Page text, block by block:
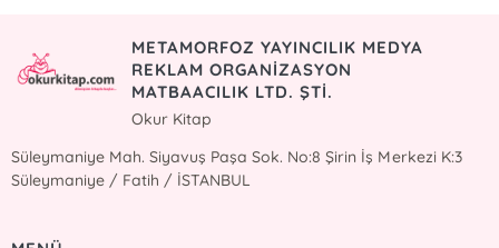
METAMORFOZ YAYINCILIK MEDYA
REKLAM ORGANİZASYON
MATBAACILIK LTD. ŞTİ.
Okur Kitap
Süleymaniye Mah. Siyavuş Paşa Sok. No:8 Şirin İş Merkezi K:3
Süleymaniye / Fatih / İSTANBUL